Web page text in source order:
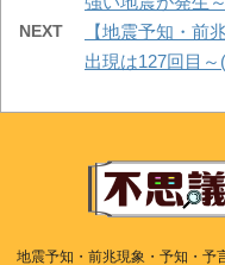
NEXT
【地震予知・前
出現は127回目
地震予知・前兆現象・予知・予